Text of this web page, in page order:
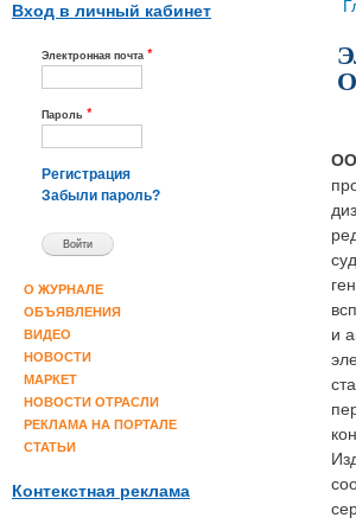
Вход в личный кабинет
Электронная почта *
Пароль *
Регистрация
Забыли пароль?
О ЖУРНАЛЕ
ОБЪЯВЛЕНИЯ
ВИДЕО
НОВОСТИ
МАРКЕТ
НОВОСТИ ОТРАСЛИ
РЕКЛАМА НА ПОРТАЛЕ
СТАТЬИ
Контекстная реклама
и